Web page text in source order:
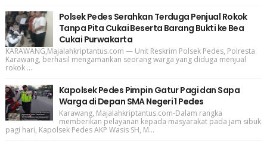
Polsek Pedes Serahkan Terduga Penjual Rokok
Tanpa Pita Cukai Beserta Barang Bukti ke Bea
Cukai Purwakarta
KARAWANG,Majalahkriptantus.com — Unit Reskrim Polsek Pedes, Polresta
Karawang, berhasil mengamankan seorang warga yang diduga menjual
rokok ...
Kapolsek Pedes Pimpin Gatur Pagi dan Sapa
Warga di Depan SMA Negeri 1 Pedes
Karawang, Majalahkriptantus.com-Dalam rangka
memberikan pelayanan kepada masyarakat pada jam sibuk
pagi hari, Kapolsek Pedes AKP Wasis SH, M...